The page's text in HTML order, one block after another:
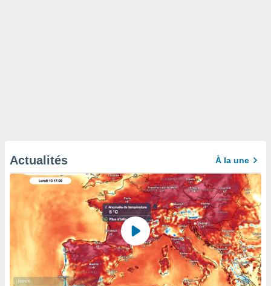
Actualités À la une